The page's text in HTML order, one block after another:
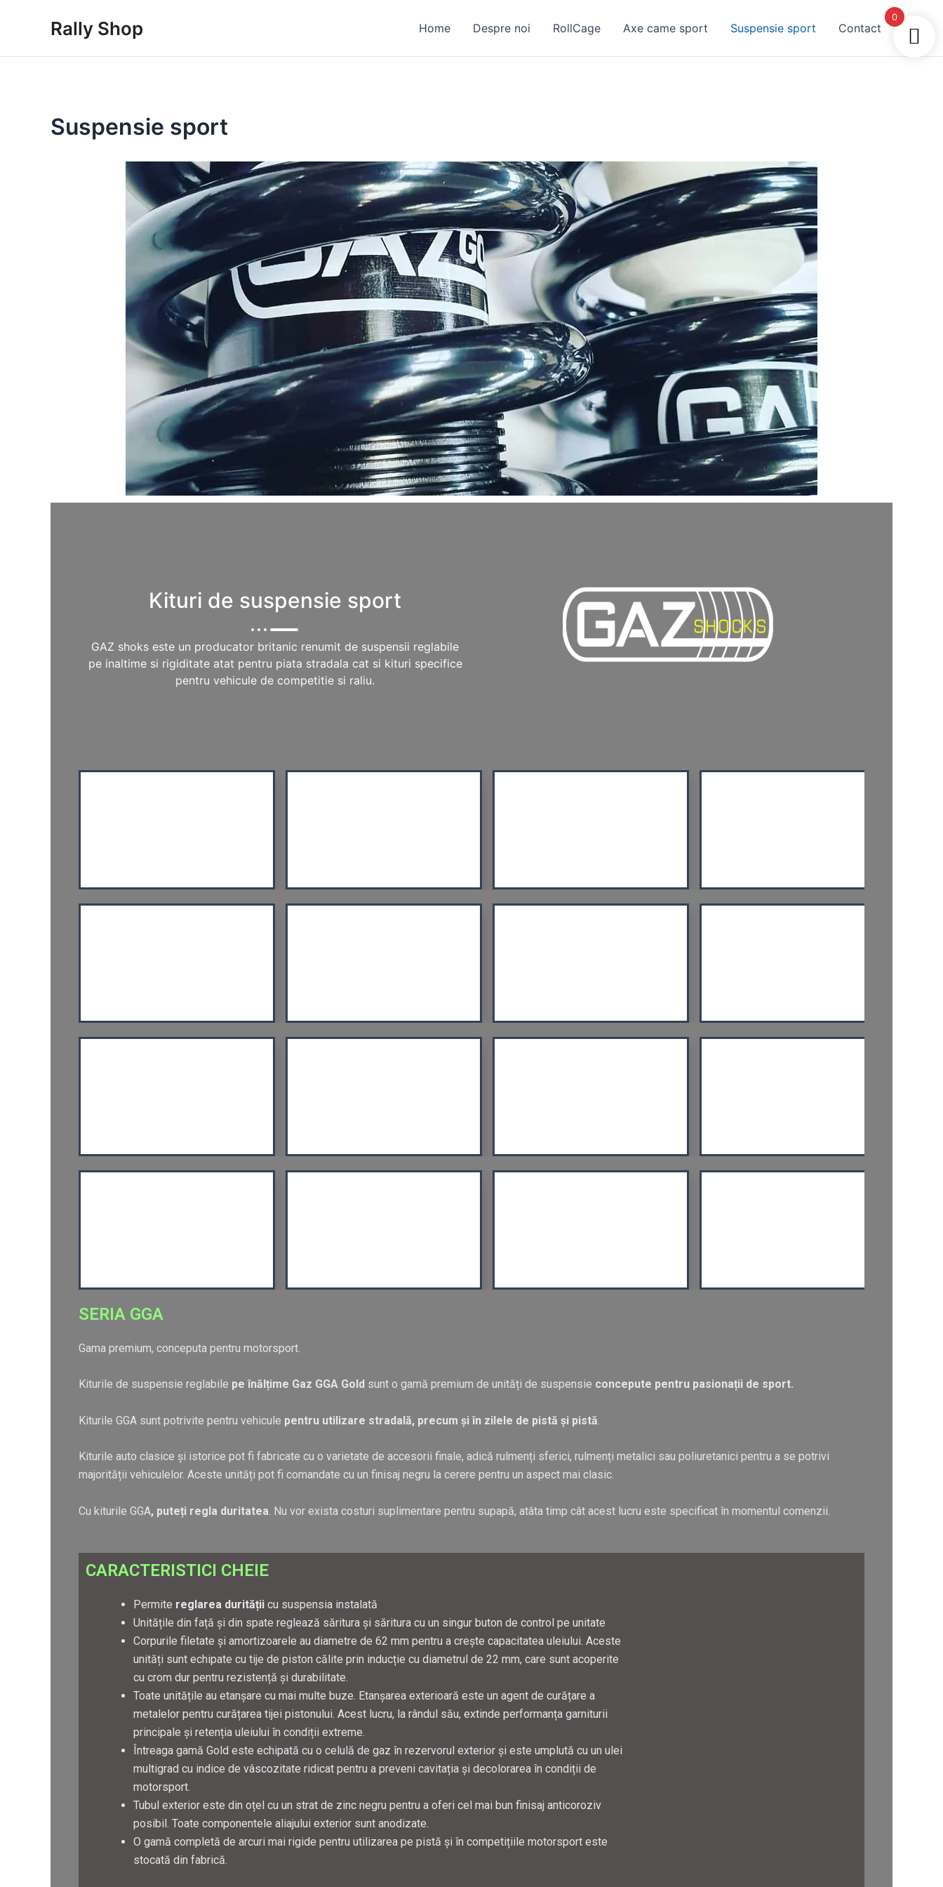
Rally Shop Home Despre noi RollCage Axe came sport Suspensie sport Contact
Suspensie sport
Kituri de suspensie sport
GAZ shoks este un producator britanic renumit de suspensii reglabile
pe inaltime si rigiditate atat pentru piata stradala cat si kituri specifice
pentru vehicule de competitie si raliu.
SERIA GGA
Gama premium, conceputa pentru motorsport.
Kiturile de suspensie reglabile pe înălțime Gaz GGA Gold sunt o gamă premium de unități de suspensie concepute pentru pasionații de sport.
Kiturile GGA sunt potrivite pentru vehicule pentru utilizare stradală, precum și în zilele de pistă și pistă.
Kiturile auto clasice și istorice pot fi fabricate cu o varietate de accesorii finale, adică rulmenți sferici, rulmenți metalici sau poliuretanici pentru a se potrivi
majorității vehiculelor. Aceste unități pot fi comandate cu un finisaj negru la cerere pentru un aspect mai clasic.
Cu kiturile GGA, puteți regla duritatea. Nu vor exista costuri suplimentare pentru supapă, atâta timp cât acest lucru este specificat în momentul comenzii.
CARACTERISTICI CHEIE
Permite reglarea durității cu suspensia instalată
Unitățile din față și din spate reglează săritura și săritura cu un singur buton de control pe unitate
Corpurile filetate și amortizoarele au diametre de 62 mm pentru a crește capacitatea uleiului. Aceste
unități sunt echipate cu tije de piston călite prin inducție cu diametrul de 22 mm, care sunt acoperite
cu crom dur pentru rezistență și durabilitate.
Toate unitățile au etanșare cu mai multe buze. Etanșarea exterioară este un agent de curățare a
metalelor pentru curățarea tijei pistonului. Acest lucru, la rândul său, extinde performanța garniturii
principale și retenția uleiului în condiții extreme.
Întreaga gamă Gold este echipată cu o celulă de gaz în rezervorul exterior și este umplută cu un ulei
multigrad cu indice de vâscozitate ridicat pentru a preveni cavitația și decolorarea în condiții de
motorsport.
Tubul exterior este din oțel cu un strat de zinc negru pentru a oferi cel mai bun finisaj anticoroziv
posibil. Toate componentele aliajului exterior sunt anodizate.
O gamă completă de arcuri mai rigide pentru utilizarea pe pistă și în competițiile motorsport este
stocată din fabrică.
0